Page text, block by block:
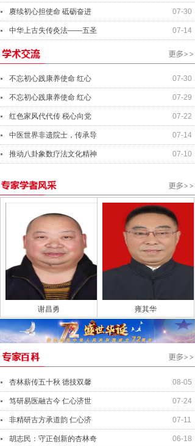
07-30
赓续初心担使命 砥砺奋进
07-14
中华上古失传灸法——五圣
07-30
不忘初心践康养使命 红心
07-29
不忘初心践康养使命 红心
07-22
红色家风代代传 税心向党
07-14
中医世界非遗院士，传承导
07-10
推动八卦象数疗法文化精神
谢昌勇 雍其华
08-05
杏林薪传五十秋 德技双馨
07-24
笃研易医融古今 仁心济世
07-11
非精研古方承道韵 仁心济
06-18
胡志民：守正创新的杏林奇